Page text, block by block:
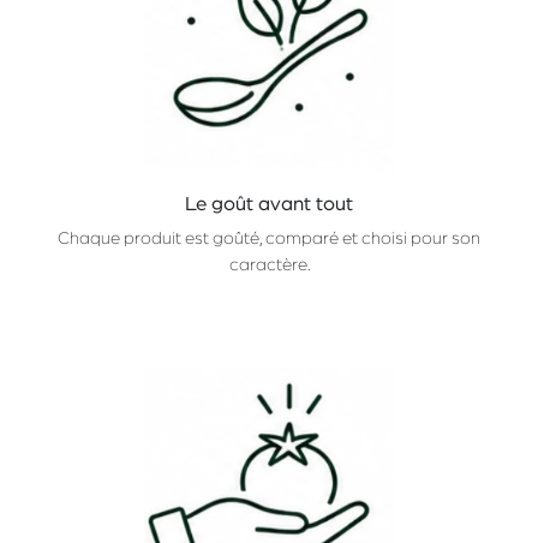
Le goût avant tout
Chaque produit est goûté, comparé et choisi pour son
caractère.